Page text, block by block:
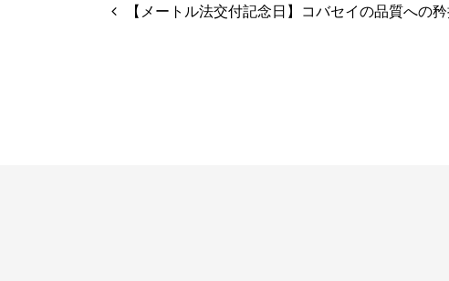
【メートル法交付記念日】コバセイの品質への